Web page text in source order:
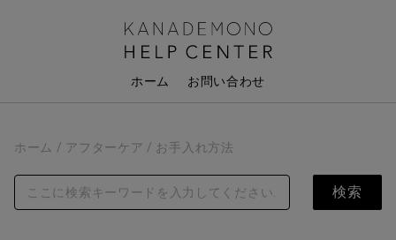
ホーム お問い合わせ
ホーム アフターケア お手入れ方法